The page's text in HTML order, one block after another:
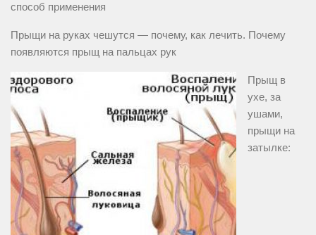
способ применения
Прыщи на руках чешутся — почему, как лечить. Почему
появляются прыщ на пальцах рук
Прыщ в
ухе, за
ушами,
прыщи на
затылке: